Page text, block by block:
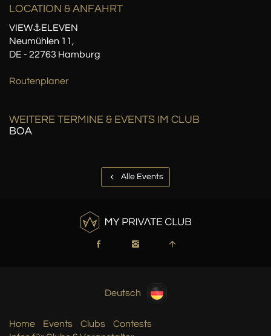
LOCATION & ANFAHRT
VIEW⚓️ELEVEN
Neumühlen 11,
DE - 22763 Hamburg
Routenplaner
WEITERE TERMINE & EVENTS IM CLUB
BOA
Alle Events
Deutsch
Home Events Clubs
Contests